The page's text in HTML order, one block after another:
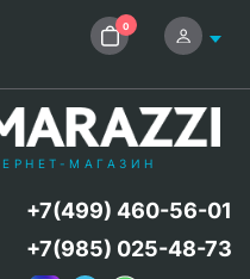
0
МАГАЗИН
+7(499) 460-56-01
+7(985) 025-48-73